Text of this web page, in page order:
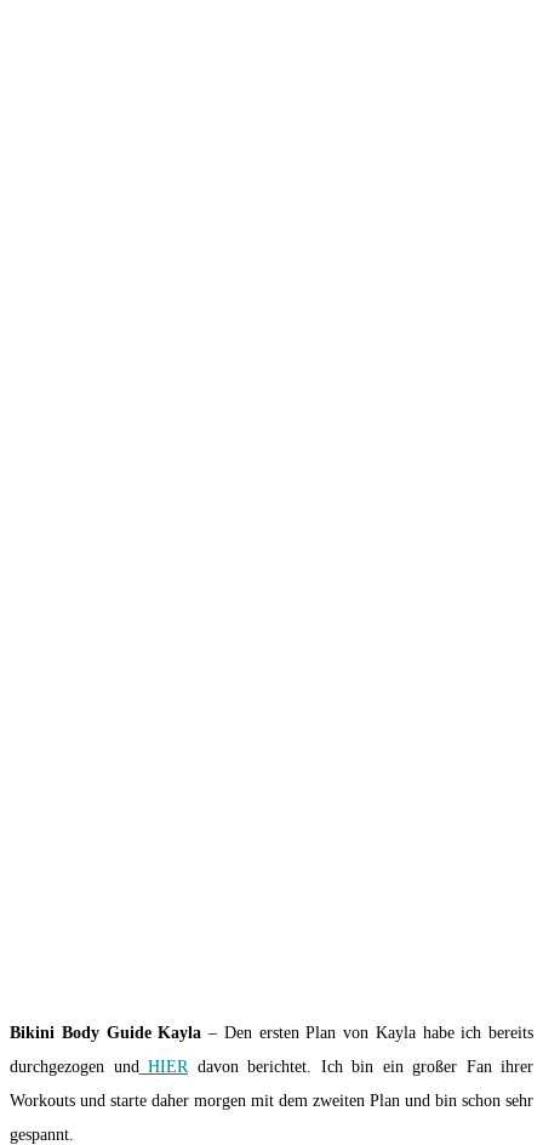
Bikini Body Guide Kayla – Den ersten Plan von Kayla habe ich bereits
durchgezogen undHIERdavon berichtet. Ich bin ein großer Fan ihrer
Workouts und starte daher morgen mit dem zweiten Plan und bin schon sehr
gespannt.